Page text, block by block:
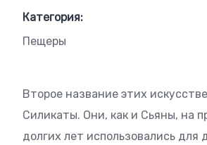
Категория:
Пещеры
Второе название этих
Силикаты. Они, как и Сьяны, на
долгих лет использовались для